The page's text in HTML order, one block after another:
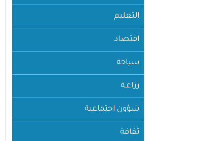
التعليم
اقتصاد
سياحة
زراعـة
شؤون اجتماعية
ثقافة